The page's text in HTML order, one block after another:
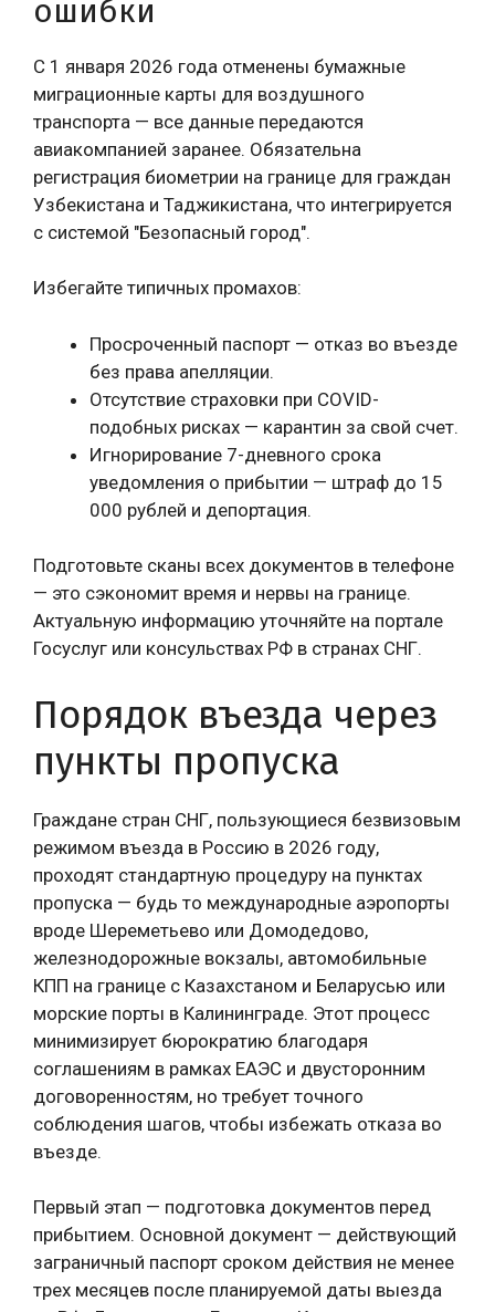
ошибки
С 1 января 2026 года отменены бумажные
миграционные карты для воздушного
транспорта — все данные передаются
авиакомпанией заранее. Обязательна
регистрация биометрии на границе для граждан
Узбекистана и Таджикистана, что интегрируется
с системой "Безопасный город".
Избегайте типичных промахов:
Просроченный паспорт — отказ во въезде
без права апелляции.
Отсутствие страховки при COVID-
подобных рисках — карантин за свой счет.
Игнорирование 7-дневного срока
уведомления о прибытии — штраф до 15
000 рублей и депортация.
Подготовьте сканы всех документов в телефоне
— это сэкономит время и нервы на границе.
Актуальную информацию уточняйте на портале
Госуслуг или консульствах РФ в странах СНГ.
Порядок въезда через
пункты пропуска
Граждане стран СНГ, пользующиеся безвизовым
режимом въезда в Россию в 2026 году,
проходят стандартную процедуру на пунктах
пропуска — будь то международные аэропорты
вроде Шереметьево или Домодедово,
железнодорожные вокзалы, автомобильные
КПП на границе с Казахстаном и Беларусью или
морские порты в Калининграде. Этот процесс
минимизирует бюрократию благодаря
соглашениям в рамках ЕАЭС и двусторонним
договоренностям, но требует точного
соблюдения шагов, чтобы избежать отказа во
въезде.
Первый этап — подготовка документов перед
прибытием. Основной документ — действующий
заграничный паспорт сроком действия не менее
трех месяцев после планируемой даты выезда